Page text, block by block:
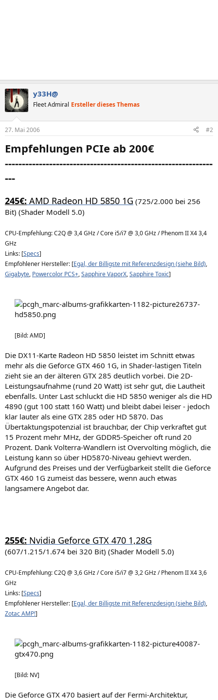
y33H@
Fleet Admiral Ersteller dieses Themas
27. Mai 2006 #2
Empfehlungen PCIe ab 200€
-------------------------------------------------------------
---
245€: AMD Radeon HD 5850 1G (725/2.000 bei 256
Bit) (Shader Modell 5.0)
CPU-Empfehlung: C2Q @ 3,4 GHz / Core i5/i7 @ 3,0 GHz / Phenom II X4 3,4
GHz
Links: [Specs]
Empfohlener Hersteller: [Egal, der Billigste mit Referenzdesign (siehe Bild),
Gigabyte, Powercolor PCS+,Sapphire VaporX,Sapphire Toxic]
[Bild: AMD]
Die DX11-Karte Radeon HD 5850 leistet im Schnitt etwas
mehr als die Geforce GTX 460 1G, in Shader-lastigen Titeln
zieht sie an der älteren GTX 285 deutlich vorbei. Die 2D-
Leistungsaufnahme (rund 20 Watt) ist sehr gut, die Lautheit
ebenfalls. Unter Last schluckt die HD 5850 weniger als die HD
4890 (gut 100 statt 160 Watt) und bleibt dabei leiser - jedoch
klar lauter als eine GTX 285 oder HD 5870. Das
Übertaktungspotenzial ist brauchbar, der Chip verkraftet gut
15 Prozent mehr MHz, der GDDR5-Speicher oft rund 20
Prozent. Dank Volterra-Wandlern ist Overvolting möglich, die
Leistung kann so über HD5870-Niveau gehievt werden.
Aufgrund des Preises und der Verfügbarkeit stellt die Geforce
GTX 460 1G zumeist das bessere, wenn auch etwas
langsamere Angebot dar.
255€: Nvidia Geforce GTX 470 1,28G
(607/1.215/1.674 bei 320 Bit) (Shader Modell 5.0)
CPU-Empfehlung: C2Q @ 3,6 GHz / Core i5/i7 @ 3,2 GHz / Phenom II X4 3,6
GHz
Links: [Specs]
Empfohlener Hersteller: [Egal, der Billigste mit Referenzdesign (siehe Bild),
Zotac AMP!]
[Bild: NV]
Die Geforce GTX 470 basiert auf der Fermi-Architektur,